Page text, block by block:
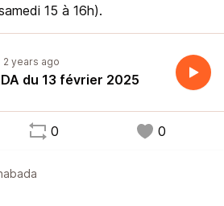
15 à 16h).
2 years ago
du 13 février 2025
0 0